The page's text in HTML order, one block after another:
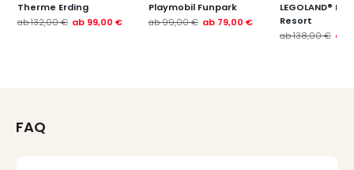
Therme Erding
ab132,00 € ab 99,00 €
Playmobil Funpark
ab99,00 € ab 79,00 €
LEGOLAND®
Resort
ab138,00 € ab
FAQ